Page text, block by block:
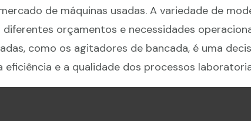
de máquinas usadas. A variedade de
orçamentos e necessidades
como os agitadores de bancada, é uma
e a qualidade dos processos